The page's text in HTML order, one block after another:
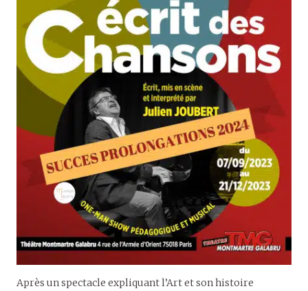
Après un spectacle expliquant l’Art et son histoire